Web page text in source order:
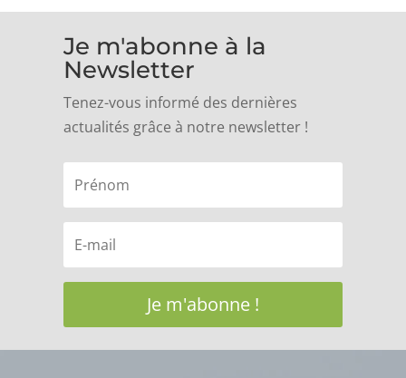
Je m'abonne à la
Newsletter
Tenez-vous informé des dernières
actualités grâce à notre newsletter !
Je m'abonne !